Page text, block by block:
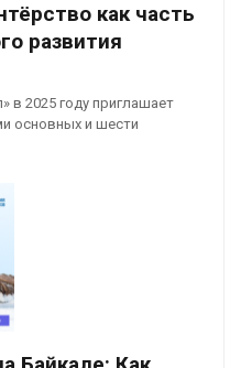
как часть
развития
в 2025 году приглашает
основных и шести